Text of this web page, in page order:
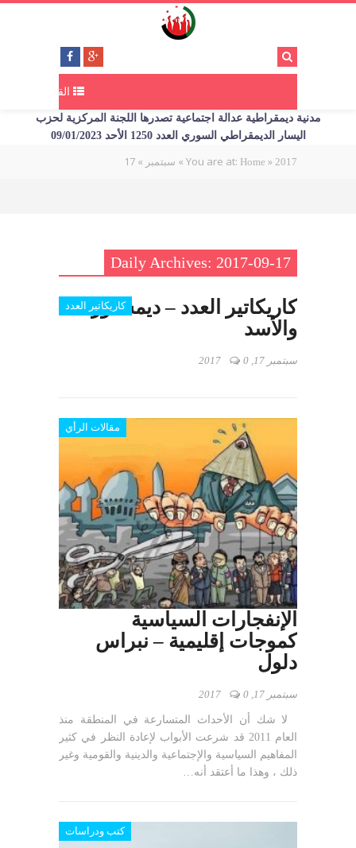
القائمة
مدنية ديمقراطية عدالة اجتماعية تصدرها اللجنة المركزية لحزب
اليسار الديمقراطي السوري العدد 1250 الأحد 09/01/2023
You are at: Home » 2017
» سبتمبر »
17
Daily Archives: 2017-09-17
كاريكاتير العدد
كاريكاتير العدد – ديمستورا
والأسد
سبتمبر 17, 2017 0
مقالات الرأي
الإنفجارات السياسية
كموجات إقليمية – نبراس
دلول
سبتمبر 17, 2017 0
لا شك أن الأحداث المتسارعة في المنطقة منذ
العام 2011 قد شرعت الأبواب لإعادة النظر في كثير
المفاهيم السياسية والإجتماعية والدينية والقومية وغير
ذلك ، وهذا ما أعتقد أنه…
كتب ودراسات